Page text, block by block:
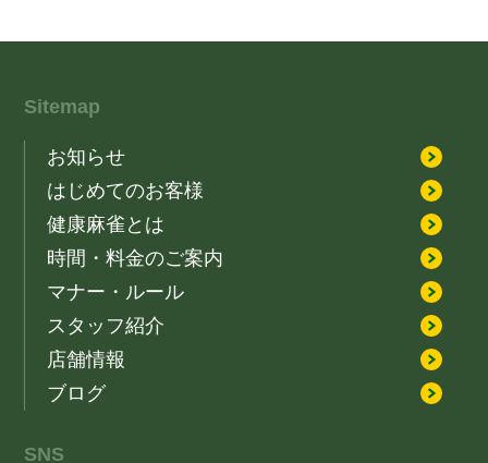
Sitemap
お知らせ
はじめてのお客様
健康麻雀とは
時間・料金のご案内
マナー・ルール
スタッフ紹介
店舗情報
ブログ
SNS